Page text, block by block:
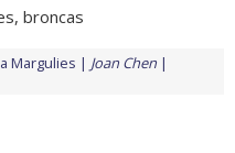
broncas
Margulies
Joan Chen